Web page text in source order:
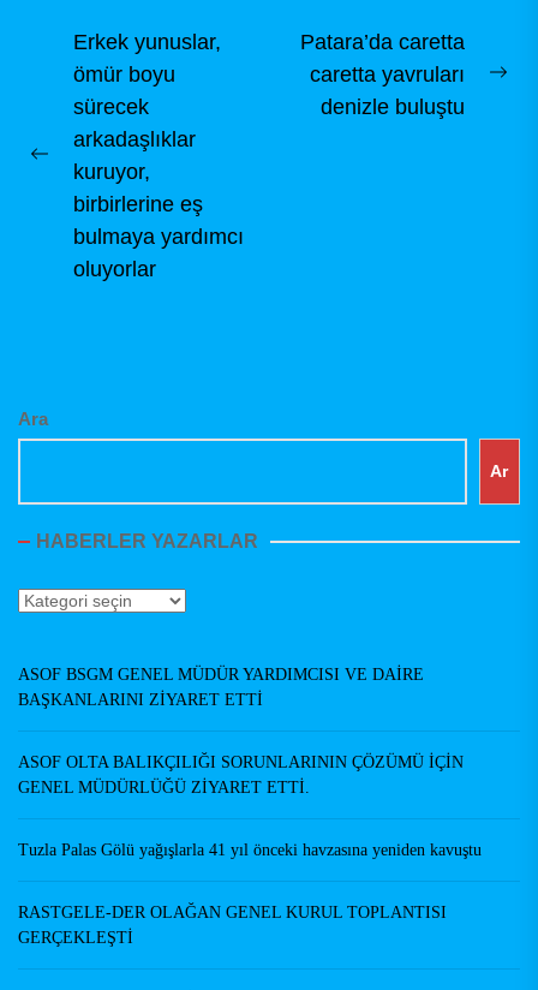
Yazı
gezinmesi
Previous
post:
Erkek yunuslar,
ömür boyu
sürecek
arkadaşlıklar
kuruyor,
birbirlerine eş
bulmaya yardımcı
oluyorlar
Patara’da caretta
caretta yavruları
denizle buluştu
Ara
Ar
HABERLER YAZARLAR
Haberler
ASOF BSGM GENEL MÜDÜR YARDIMCISI VE DAİRE
BAŞKANLARINI ZİYARET ETTİ
ASOF OLTA BALIKÇILIĞI SORUNLARININ ÇÖZÜMÜ İÇİN
GENEL MÜDÜRLÜĞÜ ZİYARET ETTİ.
Tuzla Palas Gölü yağışlarla 41 yıl önceki havzasına yeniden kavuştu
RASTGELE-DER OLAĞAN GENEL KURUL TOPLANTISI
GERÇEKLEŞTİ